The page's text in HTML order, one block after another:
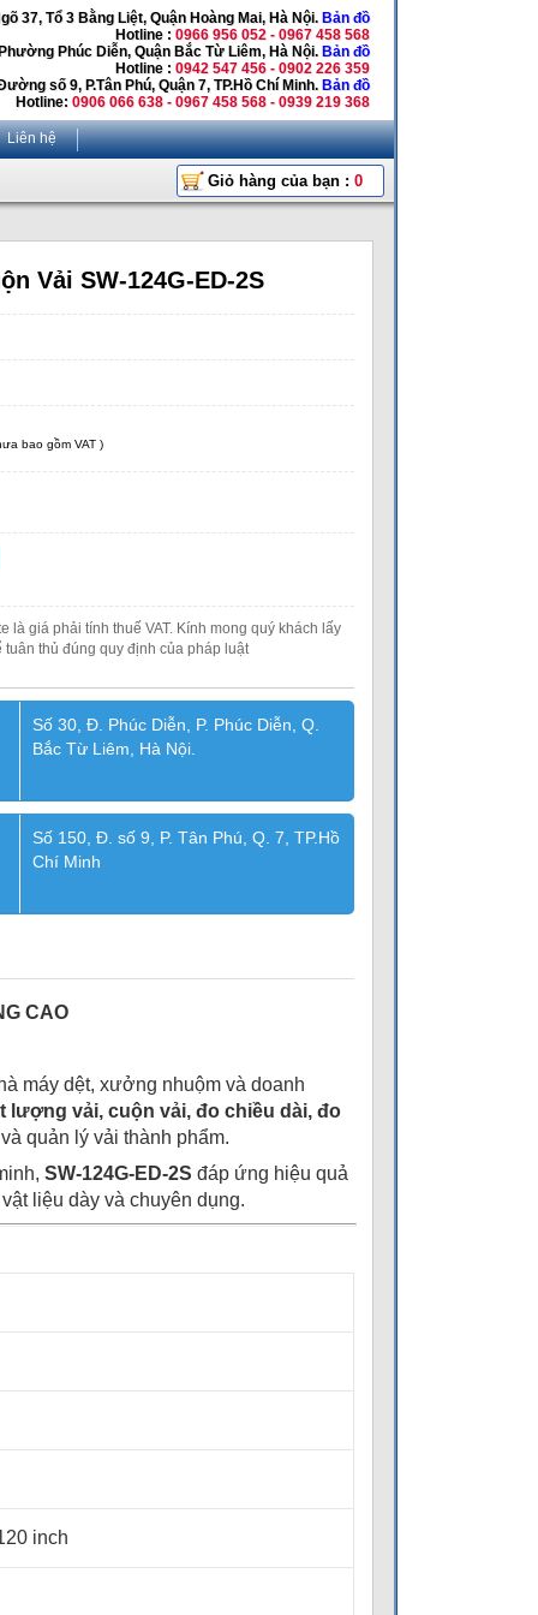
37, Tổ 3 Bằng Liệt, Quận Hoàng Mai, Hà Nội. Bản đồ
Hotline : 0966 956 052 - 0967 458 568
Phúc Diễn, Quận Bắc Từ Liêm, Hà Nội. Bản đồ
Hotline : 0942 547 456 - 0902 226 359
số 9, P.Tân Phú, Quận 7, TP.Hồ Chí Minh. Bản đồ
Hotline: 0906 066 638 - 0967 458 568 - 0939 219 368
Liên hệ
Giỏ hàng của bạn : 0
Vải SW-124G-ED-2S
bao gồm VAT )
là giá phải tính thuế VAT. Kính mong quý khách lấy
thủ đúng quy định của pháp luật
Số 30, Đ. Phúc Diễn, P. Phúc Diễn, Q.
Bắc Từ Liêm, Hà Nội.
Số 150, Đ. số 9, P. Tân Phú, Q. 7, TP.Hồ
Chí Minh
CAO
máy dệt, xưởng nhuộm và doanh
lượng vải, cuộn vải, đo chiều dài, đo
quản lý vải thành phẩm.
SW-124G-ED-2S đáp ứng hiệu quả
liệu dày và chuyên dụng.
inch